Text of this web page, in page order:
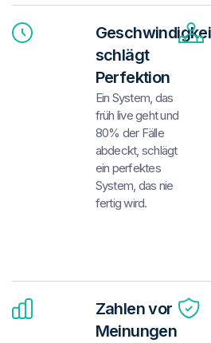
schlägt
Perfektion
Ein System, das
früh live geht und
80% der Fälle
abdeckt, schlägt
ein perfektes
System, das nie
fertig wird.
Zahlen vor
Meinungen